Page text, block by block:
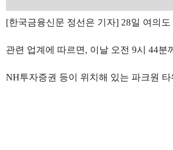
[한국금융신문 정선은 기자] 28일 여의
관련 업계에 따르면, 이날 오전 9시 44
NH투자증권 등이 위치해 있는 파크원